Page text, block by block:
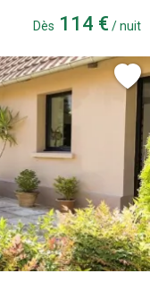
Dès 114 € / nuit